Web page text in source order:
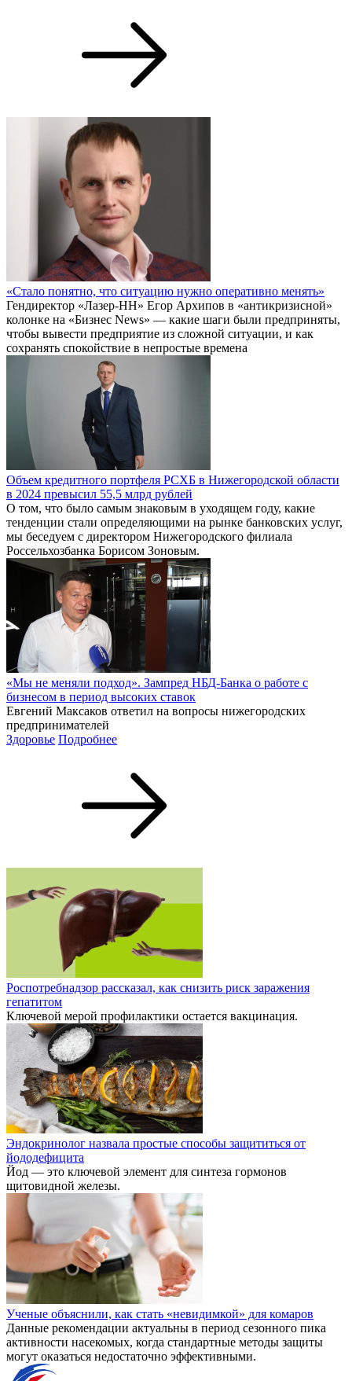
«Стало понятно, что ситуацию нужно оперативно менять»
Гендиректор «Лазер-НН» Егор Архипов в «антикризисной»
колонке на «Бизнес News» — какие шаги были предприняты,
чтобы вывести предприятие из сложной ситуации, и как
сохранять спокойствие в непростые времена
Объем кредитного портфеля РСХБ в Нижегородской области
в 2024 превысил 55,5 млрд рублей
О том, что было самым знаковым в уходящем году, какие
тенденции стали определяющими на рынке банковских услуг,
мы беседуем с директором Нижегородского филиала
Россельхозбанка Борисом Зоновым.
«Мы не меняли подход». Зампред НБД-Банка о работе с
бизнесом в период высоких ставок
Евгений Максаков ответил на вопросы нижегородских
предпринимателей
Здоровье Подробнее
Роспотребнадзор рассказал, как снизить риск заражения
гепатитом
Ключевой мерой профилактики остается вакцинация.
Эндокринолог назвала простые способы защититься от
йододефицита
Йод — это ключевой элемент для синтеза гормонов
щитовидной железы.
Ученые объяснили, как стать «невидимкой» для комаров
Данные рекомендации актуальны в период сезонного пика
активности насекомых, когда стандартные методы защиты
могут оказаться недостаточно эффективными.